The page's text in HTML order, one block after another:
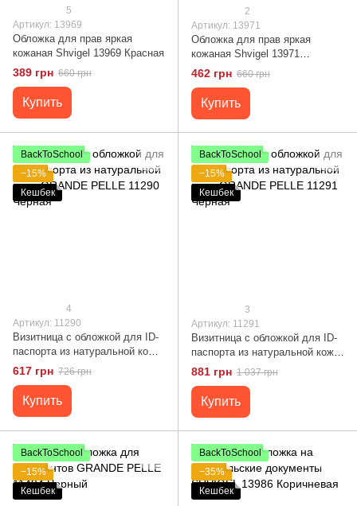
5
Артикул: 13969
Обложка для прав яркая
кожаная Shvigel 13969 Красная
389 грн 660 грн
Купить
2
Артикул: 13971
Обложка для прав яркая
кожаная Shvigel 13971
Коричневая
462 грн 660 грн
Купить
BackToSchool
−15%
Кешбек
4
Артикул: 11290
Визитница с обложкой для ID-
паспорта из натуральной кожи
GRANDE PELLE 11290 Черная
617 грн 726 грн
Купить
BackToSchool
−15%
Кешбек
3
Артикул: 11291
Визитница с обложкой для ID-
паспорта из натуральной кожи
GRANDE PELLE 11291 Черная
881 грн 1 037 грн
Купить
BackToSchool
−15%
Кешбек
BackToSchool
−35%
Кешбек